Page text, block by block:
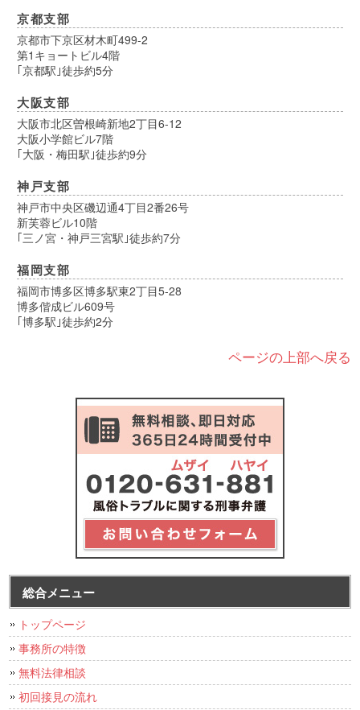
京都支部
京都市下京区材木町499-2
第1キョートビル4階
｢京都駅｣徒歩約5分
大阪支部
大阪市北区曽根崎新地2丁目6-12
大阪小学館ビル7階
｢大阪・梅田駅｣徒歩約9分
神戸支部
神戸市中央区磯辺通4丁目2番26号
新芙蓉ビル10階
｢三ノ宮・神戸三宮駅｣徒歩約7分
福岡支部
福岡市博多区博多駅東2丁目5-28
博多偕成ビル609号
｢博多駅｣徒歩約2分
ページの上部へ戻る
総合メニュー
トップページ
事務所の特徴
無料法律相談
初回接見の流れ